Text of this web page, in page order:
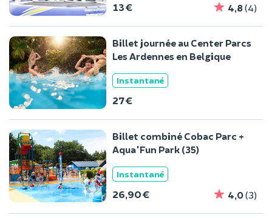
13 € 4,8 (4)
Billet journée au Center Parcs
Les Ardennes en Belgique
Instantané
27 €
Billet combiné Cobac Parc +
Aqua'Fun Park (35)
Instantané
26,90 € 4,0(3)